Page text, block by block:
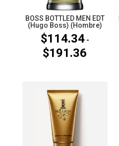
BOSS BOTTLED MEN EDT
(Hugo Boss) (Hombre)
$114.34 -
$191.36